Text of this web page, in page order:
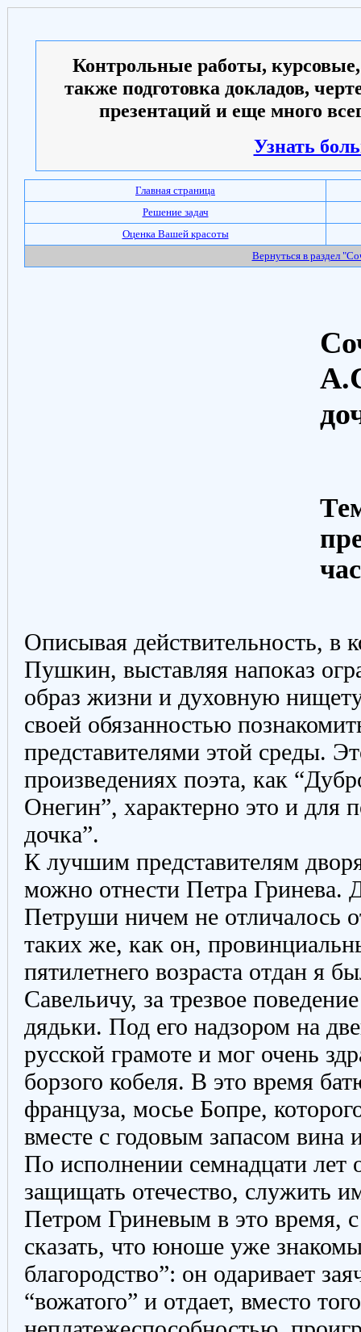
Контрольные работы,
также подготовка докладов,
презентаций и еще много
Узнать
Главная страница
Решение задач
Оценка Вашей красоты
Вернуться в раздел
Описывая действительность,
Пушкин, выставляя напоказ
образ жизни и духовную
своей обязанностью
представителями этой среды.
произведениях поэта, как
Онегин”, характерно это и для
дочка”.
К лучшим представителям
можно отнести Петра Гринева.
Петруши ничем не отличалось
таких же, как он,
пятилетнего возраста отдан я
Савельичу, за трезвое
дядьки. Под его надзором на
русской грамоте и мог очень
борзого кобеля. В это время
француза, мосье Бопре,
вместе с годовым запасом вина
По исполнении семнадцати лет
защищать отечество, служить
Петром Гриневым в это время,
сказать, что юноше уже
благородство”: он одаривает
“вожатого” и отдает, вместо